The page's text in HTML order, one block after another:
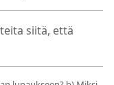
siitä, että